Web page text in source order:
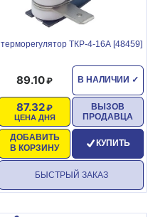
терморегулятор ТКР-4-16А [48459]
В НАЛИЧИИ ✓
89.10
ЦЕНА ДНЯ
87.32
ДОБАВИТЬ
В КОРЗИНУ
ВЫЗОВ
ПРОДАВЦА
КУПИТЬ
БЫСТРЫЙ ЗАКАЗ